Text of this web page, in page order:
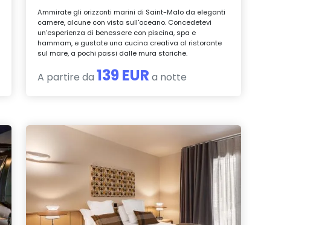
Ammirate gli orizzonti marini di Saint-Malo da eleganti
camere, alcune con vista sull'oceano. Concedetevi
un'esperienza di benessere con piscina, spa e
hammam, e gustate una cucina creativa al ristorante
sul mare, a pochi passi dalle mura storiche.
A partire da139 EUR a notte